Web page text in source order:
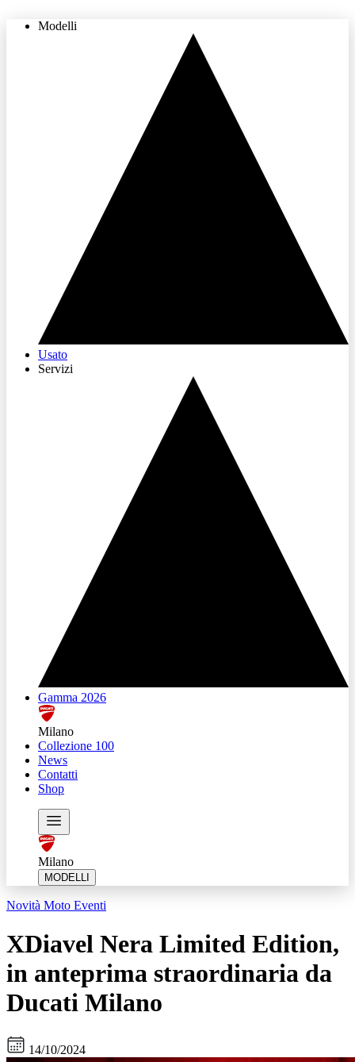
Modelli
Usato
Servizi
Gamma 2026
Milano
Collezione 100
News
Contatti
Shop
Milano
MODELLI
Novità Moto Eventi
XDiavel Nera Limited Edition,
in anteprima straordinaria da
Ducati Milano
14/10/2024